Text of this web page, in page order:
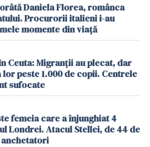
Daniela Florea, românca
Procurorii italieni i-au
momente din viață
Ceuta: Migranții au plecat, dar
lor peste 1.000 de copii. Centrele
sufocate
femeia care a înjunghiat 4
Londrei. Atacul Stellei, de 44 de